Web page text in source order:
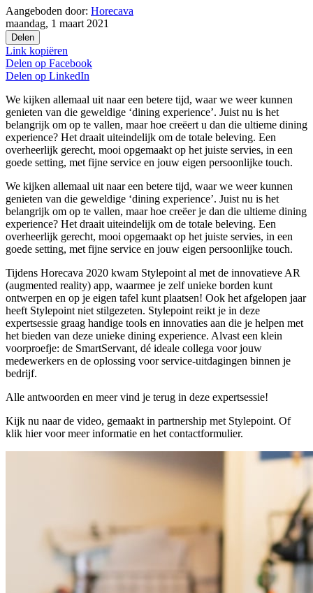
Aangeboden door: Horecava
maandag, 1 maart 2021
Delen
Link kopiëren
Delen op Facebook
Delen op LinkedIn
We kijken allemaal uit naar een betere tijd, waar we weer kunnen
genieten van die geweldige ‘dining experience’. Juist nu is het
belangrijk om op te vallen, maar hoe creëert u dan die ultieme dining
experience? Het draait uiteindelijk om de totale beleving. Een
overheerlijk gerecht, mooi opgemaakt op het juiste servies, in een
goede setting, met fijne service en jouw eigen persoonlijke touch.
We kijken allemaal uit naar een betere tijd, waar we weer kunnen
genieten van die geweldige ‘dining experience’. Juist nu is het
belangrijk om op te vallen, maar hoe creëer je dan die ultieme dining
experience? Het draait uiteindelijk om de totale beleving. Een
overheerlijk gerecht, mooi opgemaakt op het juiste servies, in een
goede setting, met fijne service en jouw eigen persoonlijke touch.
Tijdens Horecava 2020 kwam Stylepoint al met de innovatieve AR
(augmented reality) app, waarmee je zelf unieke borden kunt
ontwerpen en op je eigen tafel kunt plaatsen! Ook het afgelopen jaar
heeft Stylepoint niet stilgezeten. Stylepoint reikt je in deze
expertsessie graag handige tools en innovaties aan die je helpen met
het bieden van deze unieke dining experience. Alvast een klein
voorproefje: de SmartServant, dé ideale collega voor jouw
medewerkers en de oplossing voor service-uitdagingen binnen je
bedrijf.
Alle antwoorden en meer vind je terug in deze expertsessie!
Kijk nu naar de video, gemaakt in partnership met Stylepoint. Of
klik hier voor meer informatie en het contactformulier.